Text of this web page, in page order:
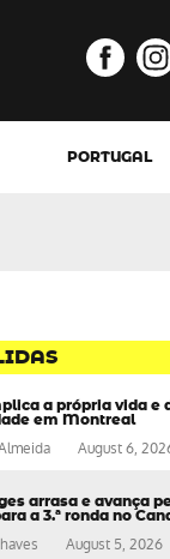
PORTUGAL
a própria vida e
em Montreal
August 6,
arrasa e avança
a 3.ª ronda no
August 5, 2026